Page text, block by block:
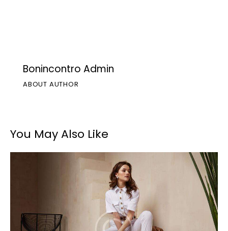
Bonincontro Admin
ABOUT AUTHOR
You May Also Like